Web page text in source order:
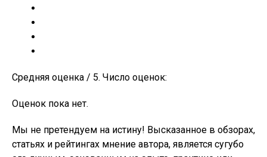
Средняя оценка / 5. Число оценок:
Оценок пока нет.
Мы не претендуем на истину! Высказанное в обзорах,
статьях и рейтингах мнение автора, является сугубо